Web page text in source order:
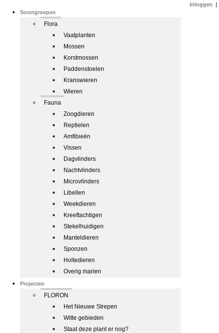
Soortgroepen
Flora
Vaatplanten
Mossen
Korstmossen
Paddenstoelen
Kranswieren
Wieren
Fauna
Zoogdieren
Reptielen
Amfibieën
Vissen
Dagvlinders
Nachtvlinders
Microvlinders
Libellen
Weekdieren
Kreeftachtigen
Stekelhuidigen
Manteldieren
Sponzen
Holtedieren
Overig marien
Projecten
FLORON
Het Nieuwe Strepen
Witte gebieden
Staat deze plant er nog?
Inloggen |